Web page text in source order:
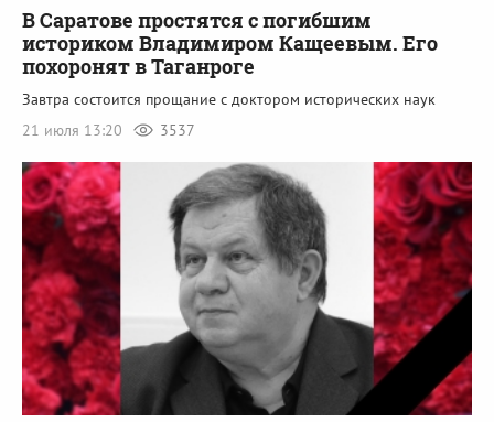
В Саратове простятся с погибшим
историком Владимиром Кащеевым. Его
похоронят в Таганроге
Завтра состоится прощание с доктором исторических наук
21 июля 13:20
3537